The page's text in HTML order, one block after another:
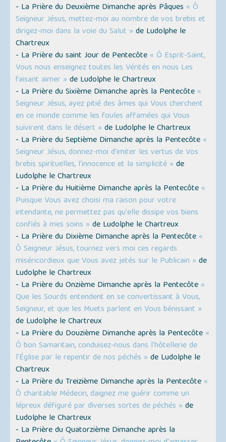
- La Prière du Deuxième Dimanche après Pâques « Ô
Seigneur Jésus, mettez-moi au nombre de vos brebis et
dirigez-moi dans la voie du Salut » de Ludolphe le
Chartreux
- La Prière du saint Jour de Pentecôte « Ô Esprit-Saint,
Vous nous enseignez toutes les Vérités en nous Les
faisant aimer » de Ludolphe le Chartreux
- La Prière du Sixième Dimanche après la Pentecôte «
Seigneur Jésus, ayez pitié des âmes qui Vous cherchent
en ce monde comme les foules affamées qui Vous
suivirent dans le désert » de Ludolphe le Chartreux
- La Prière du Septième Dimanche après la Pentecôte «
Seigneur Jésus, donnez-moi d'imiter les vertus de Vos
brebis spirituelles, l'innocence et la simplicité » de
Ludolphe le Chartreux
- La Prière du Huitième Dimanche après la Pentecôte «
Puisque Vous avez choisi ma raison pour votre
intendante, ne permettez pas qu'elle dissipe vos biens
confiés à mes soins » de Ludolphe le Chartreux
- La Prière du Dixième Dimanche après la Pentecôte «
Ô Seigneur Jésus, tournez vers moi ces regards
miséricordieux que Vous avez jetés sur le Publicain » de
Ludolphe le Chartreux
- La Prière du Onzième Dimanche après la Pentecôte «
Que les Sourds entendent en se convertissant à Vous,
Seigneur, et que les Muets parlent en Vous bénissant »
de Ludolphe le Chartreux
- La Prière du Douzième Dimanche après la Pentecôte «
Ô bon Samaritain, conduisez-nous dans l'hôtellerie de
l'Église par le repentir de nos péchés » de Ludolphe le
Chartreux
- La Prière du Treizième Dimanche après la Pentecôte «
Ô charitable Médecin, daignez me guérir comme un
lépreux défiguré par diverses sortes de péchés » de
Ludolphe le Chartreux
- La Prière du Quatorzième Dimanche après la